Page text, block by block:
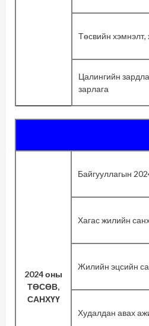
Төсвийн хэмнэлт,
Цалингийн
зарлага
2024 оны
ТӨСӨВ,
САНХҮҮ
Байгууллагын
Хагас жилийн
Жилийн эцсийн
Худалдан авах